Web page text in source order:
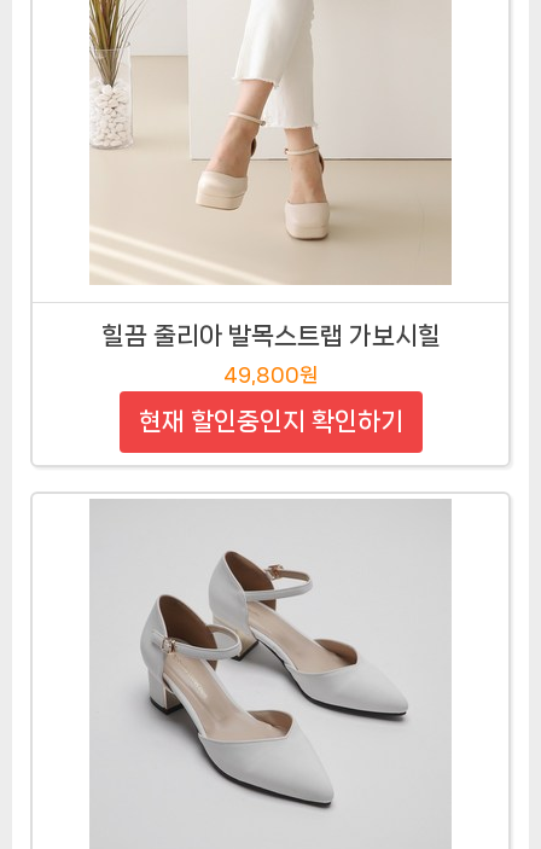
힐끔 줄리아 발목스트랩 가보시힐
49,800원
현재 할인중인지 확인하기